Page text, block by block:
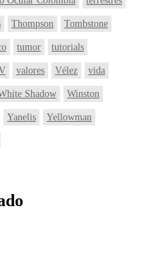
Thompson Tombstone
tumor tutorials
valores Vélez vida
Shadow Winston
Yanelis Yellowman